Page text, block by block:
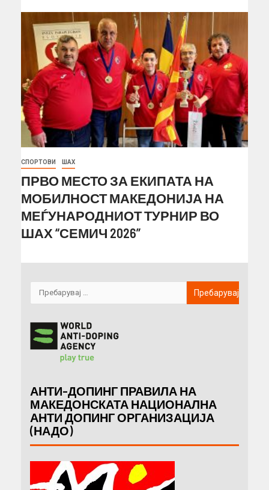
СПОРТОВИ ШАХ
ПРВО МЕСТО ЗА ЕКИПАТА НА
МОБИЛНОСТ МАКЕДОНИЈА НА
МЕЃУНАРОДНИОТ ТУРНИР ВО
ШАХ “СЕМИЧ 2026”
АНТИ-ДОПИНГ ПРАВИЛА НА
МАКЕДОНСКАТА НАЦИОНАЛНА
АНТИ ДОПИНГ ОРГАНИЗАЦИЈА
(НАДО)